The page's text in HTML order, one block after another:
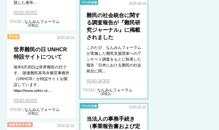
脱した者等…
READ MORE
FROM | なんみんフォーラム
（FRJ）
2026.06.03
難民の社会統合に関す
る調査報告が『難民研
究ジャーナル』に掲載
されました
このたび、なんみんフォーラム
が実施した難民支援団体へのア
ンケート調査をもとに執筆した
報告「日本における難民の社会
統合に関…
READ MORE
FROM | なんみんフォーラム
（FRJ）
2026.06.03
世界難民の日 UNHCR
特設サイトについて
毎年6月20日は世界難民の日で
す。 国連難民高等弁務官事務所
（UNHCR）が特設サイトを開
設しています。
https://www.unhcr.or…
READ MORE
FROM | なんみんフォーラム
（FRJ）
2026.04.20
当法人の事務手続き
（事業報告書および定
2026.02.02